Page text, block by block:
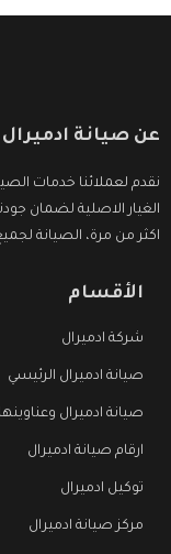
عن صيانة ادميرال
نقدم لعملائنا خدمات
الغيار الاصلية لضمان
اكثر من مرة، الصيانة
الأقسام
شركة ادميرال
صيانة ادميرال الرئيسي
صيانة ادميرال وعناوينها
ارقام صيانة ادميرال
توكيل ادميرال
مركز صيانة ادميرال